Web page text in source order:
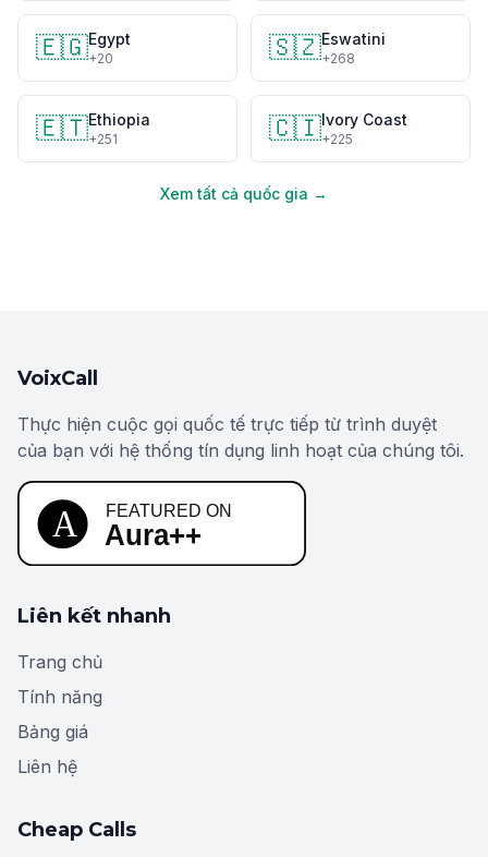
🇪🇬Egypt
+20 🇸🇿Eswatini
+268
🇪🇹Ethiopia
+251 🇨🇮Ivory Coast
+225
Xem tất cả quốc gia →
VoixCall
Thực hiện cuộc gọi quốc tế trực tiếp từ trình duyệt
của bạn với hệ thống tín dụng linh hoạt của chúng tôi.
Liên kết nhanh
Trang chủ
Tính năng
Bảng giá
Liên hệ
Cheap Calls